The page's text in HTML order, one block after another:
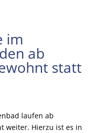
im
ab
statt
laufen ab
weiter. Hierzu ist es in